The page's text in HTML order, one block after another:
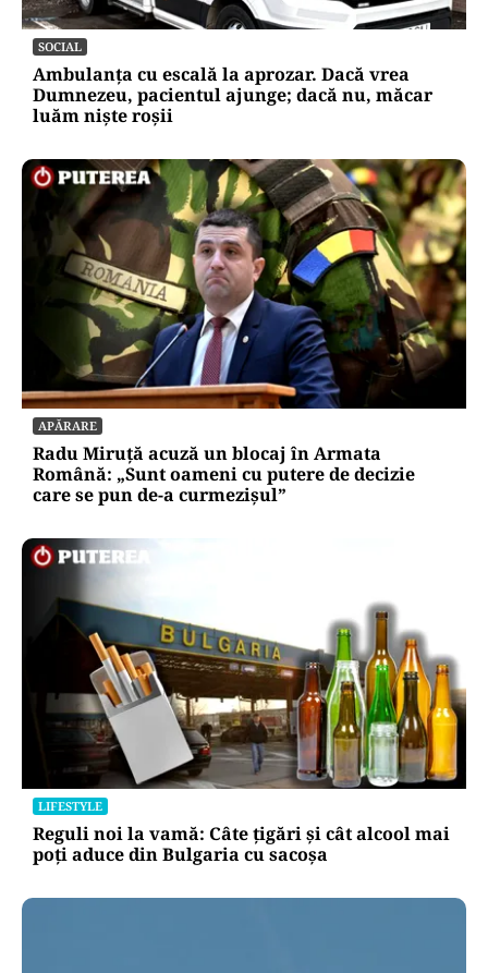
SOCIAL
Ambulanța cu escală la aprozar. Dacă vrea
Dumnezeu, pacientul ajunge; dacă nu, măcar
luăm niște roșii
APĂRARE
Radu Miruță acuză un blocaj în Armata
Română: „Sunt oameni cu putere de decizie
care se pun de-a curmezișul”
LIFESTYLE
Reguli noi la vamă: Câte țigări și cât alcool mai
poți aduce din Bulgaria cu sacoșa